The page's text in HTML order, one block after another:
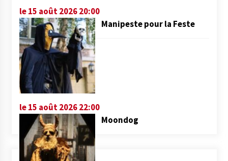
le 15 août 2026 20:00
Manipeste pour la Feste
le 15 août 2026 22:00
Moondog